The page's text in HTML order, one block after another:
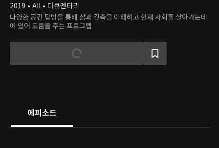
2019 • All • 다큐멘터리
다양한 공간 탐방을 통해 삶과 건축을 이해하고 현재 사회를 살아가는데
에 있어 도움을 주는 프로그램
에피소드